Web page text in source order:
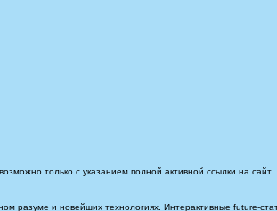
только с указанием полной активной ссылки на сайт
разуме и новейших технологиях. Интерактивные future-